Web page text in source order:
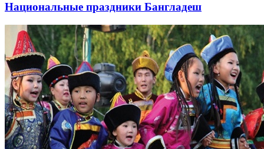
Национальные праздники Бангладеш